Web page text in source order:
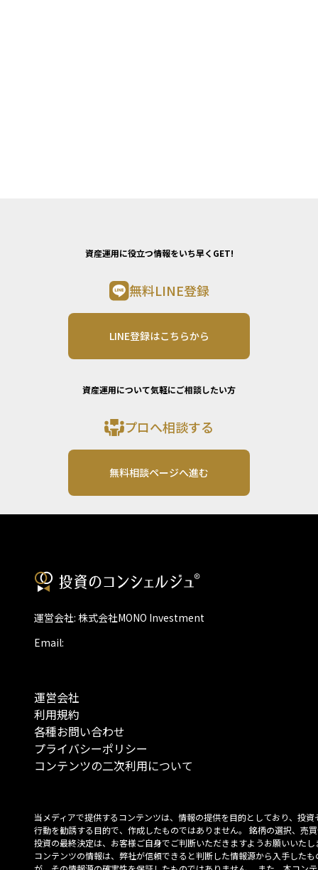
資産運用に役立つ情報をいち早くGET!
無料LINE登録
LINE登録はこちらから
資産運用について気軽にご相談したい方
プロへ相談する
無料相談ページへ進む
運営会社: 株式会社MONO Investment
Email:
運営会社
利用規約
各種お問い合わせ
プライバシーポリシー
コンテンツの二次利用について
当メディアで提供するコンテンツは、情報の提供を目的としており、投資
行動を勧誘する目的で、作成したものではありません。 銘柄の選択、売
投資の最終決定は、お客様ご自身でご判断いただきますようお願いいたし
コンテンツの情報は、弊社が信頼できると判断した情報源から入手したも